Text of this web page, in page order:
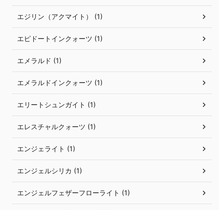
エジリン（アクマイト） (1)
エピドートインクォーツ (1)
エメラルド (1)
エメラルドインクォーツ (1)
エリートシュンガイト (1)
エレスチャルクォーツ (1)
エンジェライト (1)
エンジェルシリカ (1)
エンジェルフェザーフローライト (1)